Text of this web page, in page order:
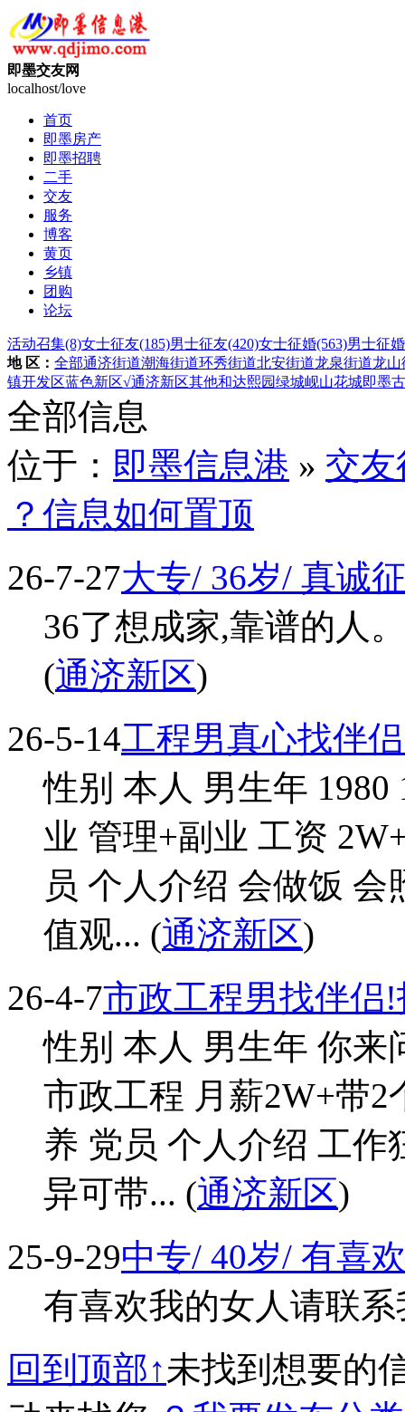
即墨交友网
localhost/love
首页
即墨房产
即墨招聘
二手
交友
服务
博客
黄页
乡镇
团购
论坛
活动召集(8)女士征友(185)男士征友(420)女士征婚(563)男士征婚
地 区： 全部通济街道潮海街道环秀街道北安街道龙泉街道龙山
镇开发区蓝色新区√通济新区其他和达熙园绿城岘山花城即墨
全部信息
位于： 即墨信息港 » 交
？信息如何置顶
26-7-27大专/ 36岁/ 真诚
36了想成家,靠谱的人
(通济新区)
26-5-14工程男真心找伴
性别 本人 男生年 1980
业 管理+副业 工资
员 个人介绍 会做饭
值观... (通济新区)
26-4-7市政工程男找伴侣
性别 本人 男生年 你来
市政工程 月薪2W+带
养 党员 个人介绍 工作
异可带... (通济新区)
25-9-29中专/ 40岁/ 有喜
有喜欢我的女人请联
回到顶部↑未找到想要的